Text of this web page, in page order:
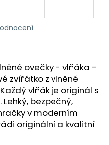
ovečky - vlňáka -
zvířátko z vlněné
vlňák je originál s
bezpečný,
v moderním
originální a kvalitní